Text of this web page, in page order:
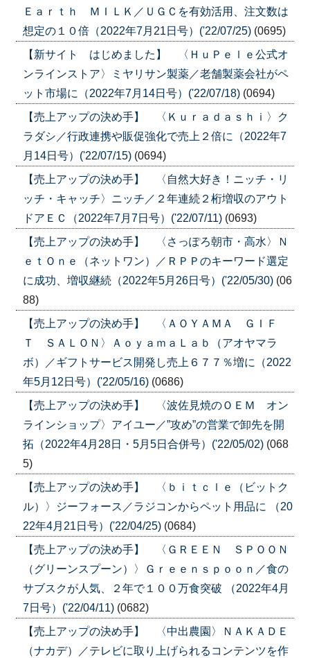
Ｅａｒｔｈ ＭＩＬＫ／ＵＧＣを有効活用、注文数は
想定の１０倍（2022年7月21日号）('22/07/25) (0695)
【新サイト はじめました】 〈ＨｕＰｅｌｅ公式オ
ンラインストア〉ミヤリサン製薬／老舗製薬会社がペ
ット市場に（2022年7月14日号）('22/07/18) (0694)
【売上アップの決め手】 〈Ｋｕｒａｄａｓｈｉ〉ク
ラダシ／行政連携や販促強化で売上２倍に（2022年7
月14日号）('22/07/15) (0694)
【売上アップの決め手】 〈自然大好き！ニッチ・リ
ッチ・キャッチ〉ニッチ／２年連続２桁増収のアウト
ドアＥＣ（2022年7月7日号）('22/07/11) (0693)
【売上アップの決め手】 〈さっぽろ朝市・高水〉Ｎ
ｅｔＯｎｅ（ネットワン）／ＲＰＰのキーワード選定
に成功、増収継続（2022年5月26日号）('22/05/30) (06
88)
【売上アップの決め手】 〈ＡＯＹＡＭＡ ＧＩＦ
Ｔ ＳＡＬＯＮ〉ＡｏｙａｍａＬａｂ（アオヤマラ
ボ）／ギフトサービス開発し売上６７７％増に（2022
年5月12日号）('22/05/16) (0686)
【売上アップの決め手】 〈波佐見焼のＯＥＭ オン
ラインショップ〉アイユー／”攻め”の営業で卸先を開
拓（2022年4月28日・5月5日合併号）('22/05/02) (068
5)
【売上アップの決め手】 〈ｂｉｔｃｌｅ（ビットク
ル）〉ジーフォース／ラジコンからペット用品に （20
22年4月21日号）('22/04/25) (0684)
【売上アップの決め手】 〈ＧＲＥＥＮ ＳＰＯＯＮ
（グリーンスプーン）〉Ｇｒｅｅｎｓｐｏｏｎ／食の
サブスクが人気、２年で１００万食突破 （2022年4月
7日号）('22/04/11) (0682)
【売上アップの決め手】 〈中出農園〉ＮＡＫＡＤＥ
（ナカデ）／テレビに取り上げられるコンテンツを作